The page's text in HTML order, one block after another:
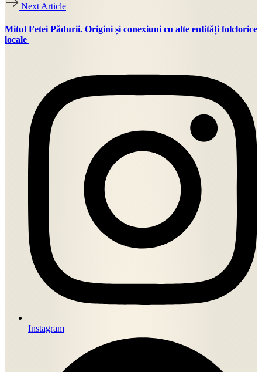
Next Article
Mitul Fetei Pădurii. Origini și conexiuni cu alte entități folclorice
locale
Instagram